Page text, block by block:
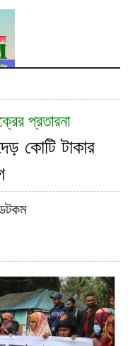
প্রতারনা
কোটি টাকার